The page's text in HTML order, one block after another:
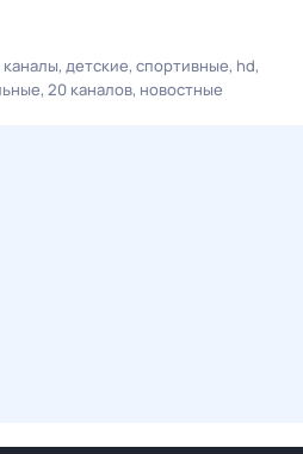
детские спортивные hd
20 каналов новостные